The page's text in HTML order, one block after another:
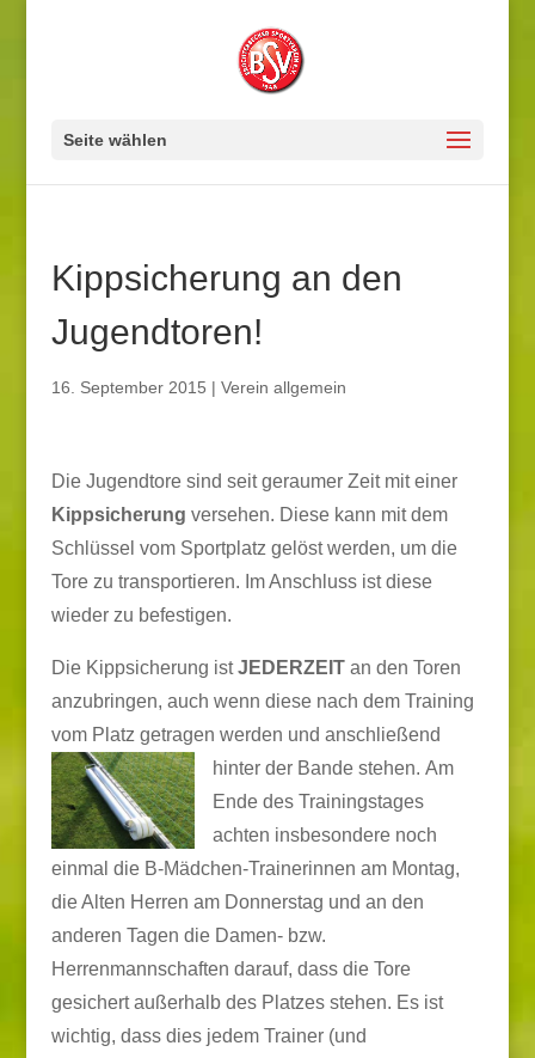
Seite wählen
Kippsicherung an den
Jugendtoren!
16. September 2015 | Verein allgemein
Die Jugendtore sind seit geraumer Zeit mit einer
Kippsicherung versehen. Diese kann mit dem
Schlüssel vom Sportplatz gelöst werden, um die
Tore zu transportieren. Im Anschluss ist diese
wieder zu befestigen.
Die Kippsicherung istJEDERZEITan den Toren
anzubringen, auch wenn diese nach dem Training
vom Platz getragen werden und anschließend
hinter der Bande stehen. Am
Ende des Trainingstages
achten insbesondere noch
einmal die B-Mädchen-Trainerinnen am Montag,
die Alten Herren am Donnerstag und an den
anderen Tagen die Damen- bzw.
Herrenmannschaften darauf, dass die Tore
gesichert außerhalb des Platzes stehen. Es ist
wichtig, dass dies jedem Trainer (und